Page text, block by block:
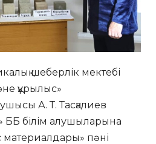
шеберлік мектебі
құрылыс»
А. Т. Тасқалиев
ББ білім алушыларына
пәні